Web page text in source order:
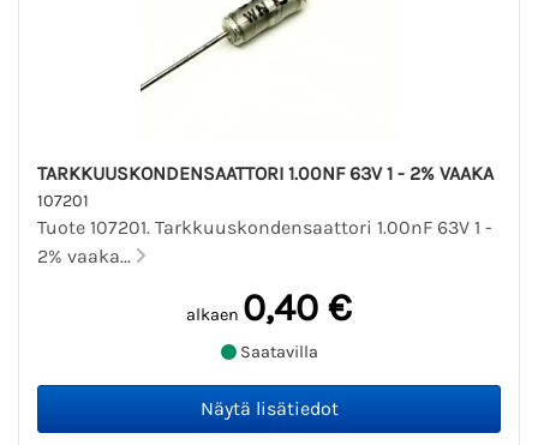
TARKKUUSKONDENSAATTORI 1.00NF 63V 1 - 2% VAAKA
107201
Tuote 107201. Tarkkuuskondensaattori 1.00nF 63V 1 -
2% vaaka...
alkaen 0,40 €
Saatavilla